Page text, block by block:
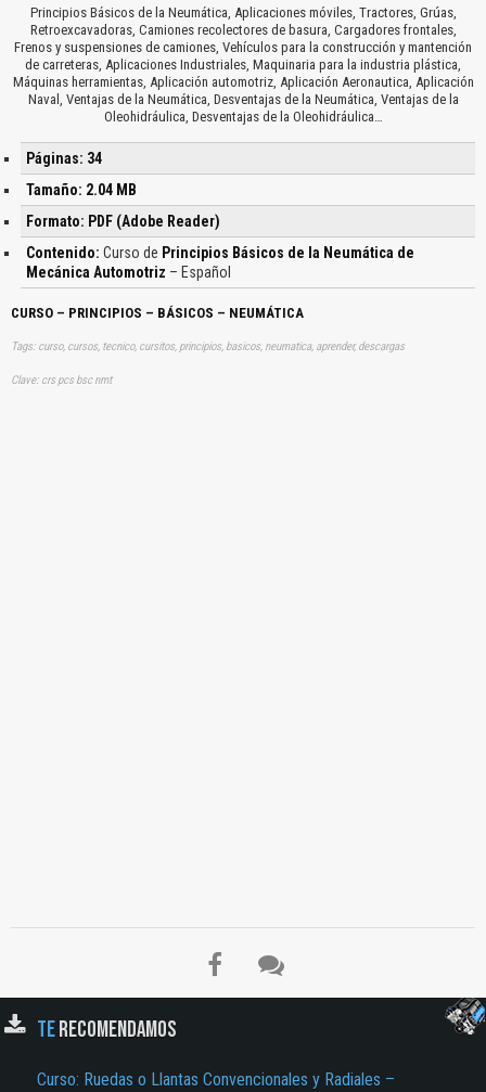
Principios Básicos de la Neumática, Aplicaciones móviles, Tractores, Grúas,
Retroexcavadoras, Camiones recolectores de basura, Cargadores frontales,
Frenos y suspensiones de camiones, Vehículos para la construcción y mantención
de carreteras, Aplicaciones Industriales, Maquinaria para la industria plástica,
Máquinas herramientas, Aplicación automotriz, Aplicación Aeronautica, Aplicación
Naval, Ventajas de la Neumática, Desventajas de la Neumática, Ventajas de la
Oleohidráulica, Desventajas de la Oleohidráulica…
Páginas: 34
Tamaño: 2.04 MB
Formato: PDF (Adobe Reader)
Contenido: Curso de Principios Básicos de la Neumática de
Mecánica Automotriz – Español
CURSO – PRINCIPIOS – BÁSICOS – NEUMÁTICA
Tags: curso, cursos, tecnico, cursitos, principios, basicos, neumatica, aprender, descargas
Clave: crs pcs bsc nmt
TERECOMENDAMOS
Curso: Ruedas o Llantas Convencionales y Radiales –